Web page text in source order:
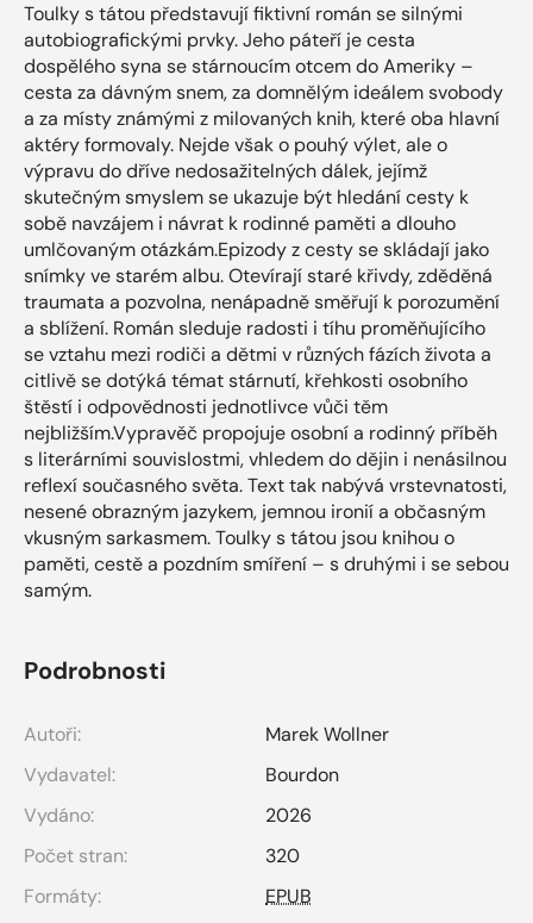
Toulky s tátou představují fiktivní román se silnými
autobiografickými prvky. Jeho páteří je cesta
dospělého syna se stárnoucím otcem do Ameriky –
cesta za dávným snem, za domnělým ideálem svobody
a za místy známými z milovaných knih, které oba hlavní
aktéry formovaly. Nejde však o pouhý výlet, ale o
výpravu do dříve nedosažitelných dálek, jejímž
skutečným smyslem se ukazuje být hledání cesty k
sobě navzájem i návrat k rodinné paměti a dlouho
umlčovaným otázkám.Epizody z cesty se skládají jako
snímky ve starém albu. Otevírají staré křivdy, zděděná
traumata a pozvolna, nenápadně směřují k porozumění
a sblížení. Román sleduje radosti i tíhu proměňujícího
se vztahu mezi rodiči a dětmi v různých fázích života a
citlivě se dotýká témat stárnutí, křehkosti osobního
štěstí i odpovědnosti jednotlivce vůči těm
nejbližším.Vypravěč propojuje osobní a rodinný příběh
s literárními souvislostmi, vhledem do dějin i nenásilnou
reflexí současného světa. Text tak nabývá vrstevnatosti,
nesené obrazným jazykem, jemnou ironií a občasným
vkusným sarkasmem. Toulky s tátou jsou knihou o
paměti, cestě a pozdním smíření – s druhými i se sebou
samým.
Podrobnosti
Autoři:
Marek Wollner
Vydavatel:
Bourdon
Vydáno:
2026
Počet stran:
320
Formáty:
EPUB